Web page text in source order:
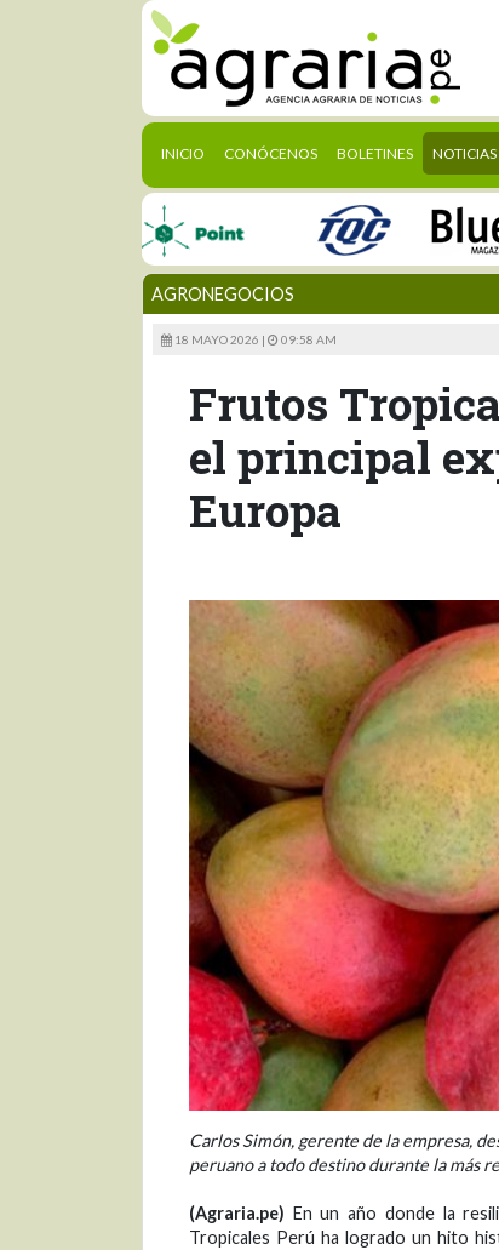
INICIO (CURRENT)
CONÓCENOS BOLETINES NOTICIAS
AGRONEGOCIOS
18 MAYO 2026 | 09:58 AM
Frutos
el principal
Europa
Carlos Simón, gerente de la empresa,
peruano a todo destino durante la más
(Agraria.pe) En un año donde la
Tropicales Perú ha logrado un hito